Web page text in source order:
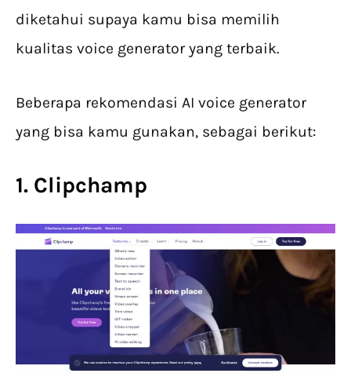
diketahui supaya kamu bisa memilih
kualitas voice generator yang terbaik.
Beberapa rekomendasi AI voice generator
yang bisa kamu gunakan, sebagai berikut:
1. Clipchamp